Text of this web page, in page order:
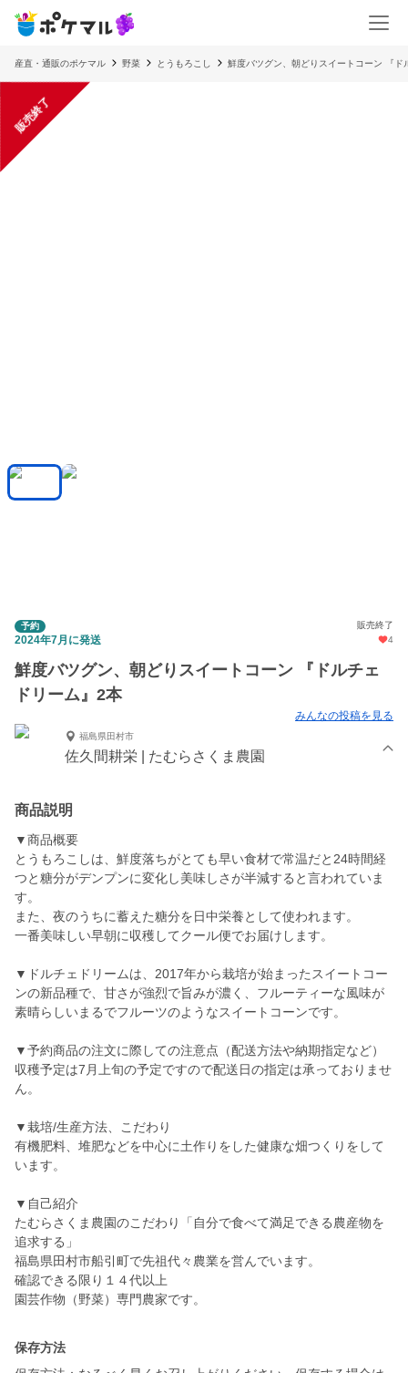
産直・通販のポケマル 野菜 とうもろこし 鮮度バツグン、朝どりスイートコーン 『ド
販売終了
予約 販売終了
2024年7月に発送 4
鮮度バツグン、朝どりスイートコーン 『ドルチェ
ドリーム』2本
みんなの投稿を見る
福島県田村市
佐久間耕栄 | たむらさくま農園
商品説明
▼商品概要
とうもろこしは、鮮度落ちがとても早い食材で常温だと24時間経
つと糖分がデンプンに変化し美味しさが半減すると言われていま
す。
また、夜のうちに蓄えた糖分を日中栄養として使われます。
一番美味しい早朝に収穫してクール便でお届けします。
▼ドルチェドリームは、2017年から栽培が始まったスイートコー
ンの新品種で、甘さが強烈で旨みが濃く、フルーティーな風味が
素晴らしいまるでフルーツのようなスイートコーンです。
▼予約商品の注文に際しての注意点（配送方法や納期指定など）
収穫予定は7月上旬の予定ですので配送日の指定は承っておりませ
ん。
▼栽培/生産方法、こだわり
有機肥料、堆肥などを中心に土作りをした健康な畑つくりをして
います。
▼自己紹介
たむらさくま農園のこだわり「自分で食べて満足できる農産物を
追求する」
福島県田村市船引町で先祖代々農業を営んでいます。
確認できる限り１４代以上
園芸作物（野菜）専門農家です。
保存方法